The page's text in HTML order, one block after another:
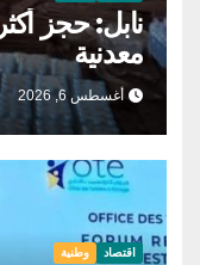
معدنية
أغسطس 6, 2026
اقتصاد وطنية